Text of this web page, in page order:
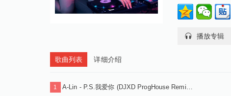
播放专辑
歌曲列表 详细介绍
1 A-Lin - P.S.我爱你 (DJXD ProgHouse Remix 2025)